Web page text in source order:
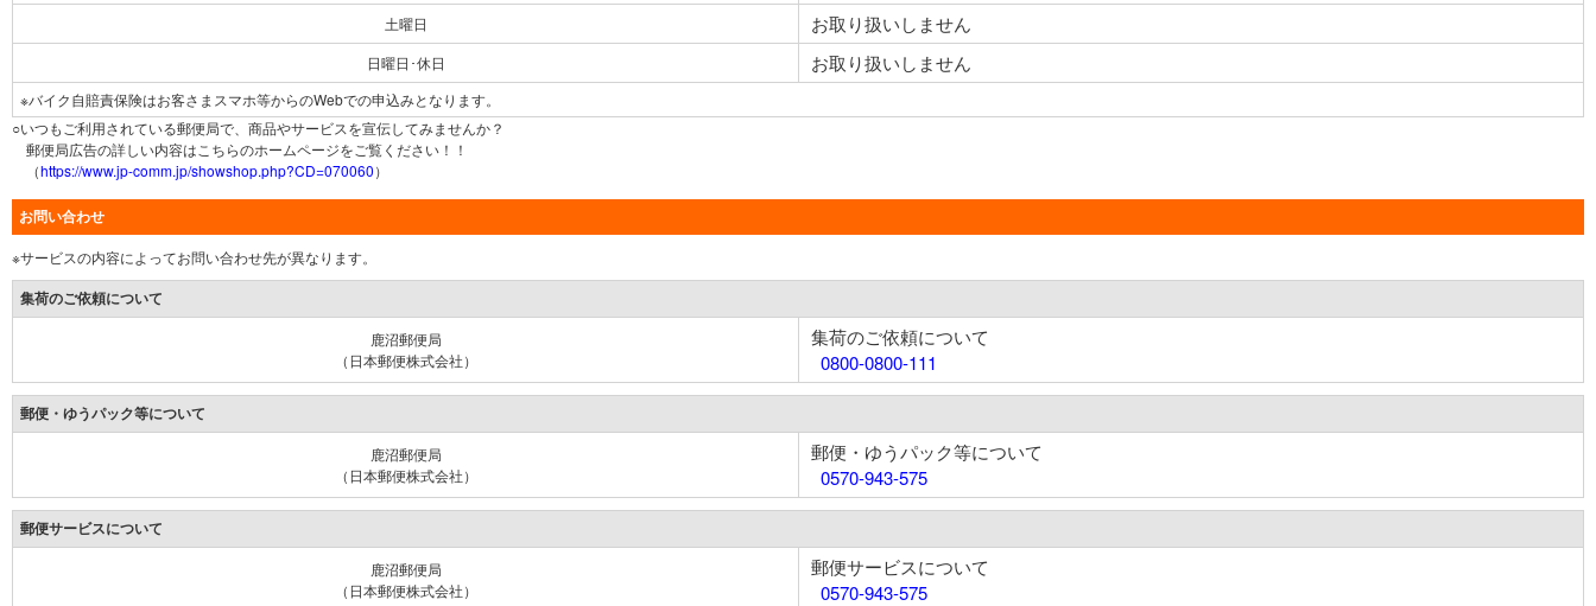
土曜日 お取り扱いしません
日曜日･休日 お取り扱いしません
※バイク自賠責保険はお客さまスマホ等からのWebでの申込みとなります。
○いつもご利用されている郵便局で、商品やサービスを宣伝してみませんか？
郵便局広告の詳しい内容はこちらのホームページをご覧ください！！
（https://www.jp-comm.jp/showshop.php?CD=070060）
お問い合わせ
※サービスの内容によってお問い合わせ先が異なります。
集荷のご依頼について
鹿沼郵便局
（日本郵便株式会社）
集荷のご依頼について
0800-0800-111
郵便・ゆうパック等について
鹿沼郵便局
（日本郵便株式会社）
郵便・ゆうパック等について
0570-943-575
郵便サービスについて
鹿沼郵便局
（日本郵便株式会社）
郵便サービスについて
0570-943-575